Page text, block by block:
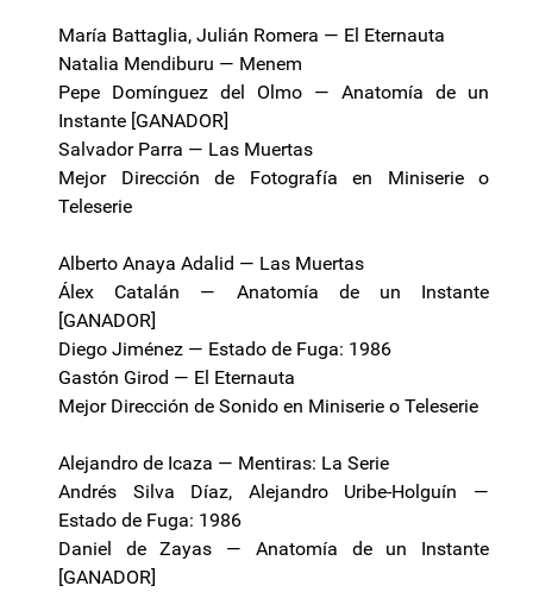
María Battaglia, Julián Romera — El Eternauta
Natalia Mendiburu — Menem
Pepe Domínguez del Olmo — Anatomía de un
Instante [GANADOR]
Salvador Parra — Las Muertas
Mejor Dirección de Fotografía en Miniserie o
Teleserie
Alberto Anaya Adalid — Las Muertas
Álex Catalán — Anatomía de un Instante
[GANADOR]
Diego Jiménez — Estado de Fuga: 1986
Gastón Girod — El Eternauta
Mejor Dirección de Sonido en Miniserie o Teleserie
Alejandro de Icaza — Mentiras: La Serie
Andrés Silva Díaz, Alejandro Uribe-Holguín —
Estado de Fuga: 1986
Daniel de Zayas — Anatomía de un Instante
[GANADOR]